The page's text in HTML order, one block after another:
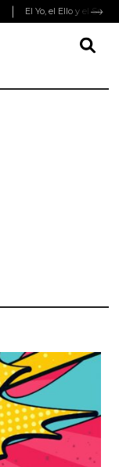
El Yo, el Ello y el